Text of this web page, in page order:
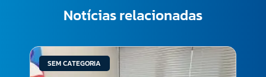
Notícias relacionadas
SEM CATEGORIA